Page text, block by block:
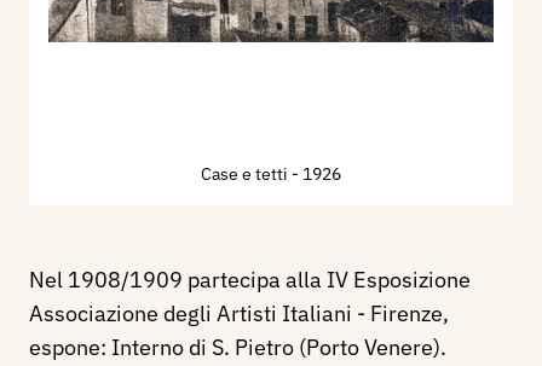
Case e tetti - 1926
Nel 1908/1909 partecipa alla IV Esposizione
Associazione degli Artisti Italiani - Firenze,
espone: Interno di S. Pietro (Porto Venere).